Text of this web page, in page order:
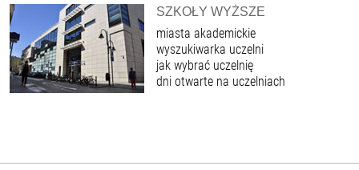
SZKOŁY WYŻSZE
miasta akademickie
wyszukiwarka uczelni
jak wybrać uczelnię
dni otwarte na uczelniach